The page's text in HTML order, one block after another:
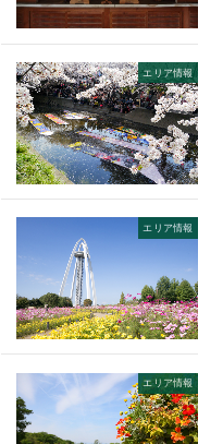
エリア情報
エリア情報
エリア情報